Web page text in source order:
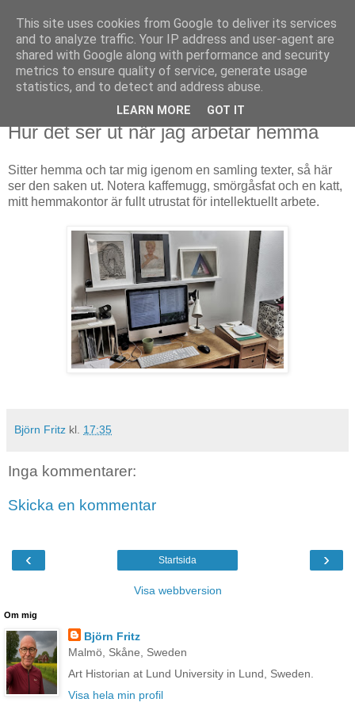
Björn Fritz
vad än som faller mig in
onsdag, maj 15, 2013
Hur det ser ut när jag arbetar hemma
Sitter hemma och tar mig igenom en samling texter, så här
ser den saken ut. Notera kaffemugg, smörgåsfat och en katt,
mitt hemmakontor är fullt utrustat för intellektuellt arbete.
Björn Fritz kl. 17:35
Inga kommentarer:
Skicka en kommentar
‹ ›
Startsida
Visa webbversion
Om mig
Björn Fritz
Malmö, Skåne, Sweden
Art Historian at Lund University in Lund, Sweden.
Visa hela min profil
This site uses cookies from Google to deliver its services
and to analyze traffic. Your IP address and user-agent are
shared with Google along with performance and security
metrics to ensure quality of service, generate usage
statistics, and to detect and address abuse.
LEARN MORE GOT IT